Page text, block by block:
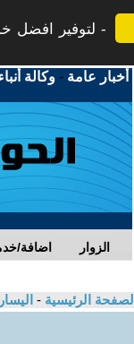
لتوفير افضل
أخبار عامة -وكالة
اضافة/ الزوار
الصفحة الرئيسية -